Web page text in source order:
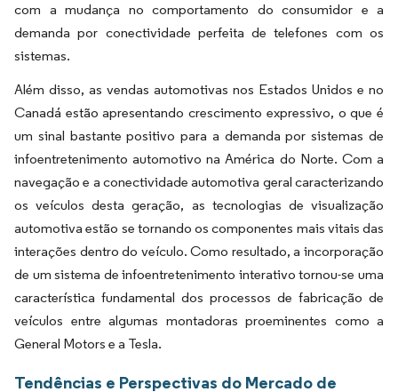
com a mudança no comportamento do consumidor e a
demanda por conectividade perfeita de telefones com os
sistemas.
Além disso, as vendas automotivas nos Estados Unidos e no
Canadá estão apresentando crescimento expressivo, o que é
um sinal bastante positivo para a demanda por sistemas de
infoentretenimento automotivo na América do Norte. Com a
navegação e a conectividade automotiva geral caracterizando
os veículos desta geração, as tecnologias de visualização
automotiva estão se tornando os componentes mais vitais das
interações dentro do veículo. Como resultado, a incorporação
de um sistema de infoentretenimento interativo tornou-se uma
característica fundamental dos processos de fabricação de
veículos entre algumas montadoras proeminentes como a
General Motors e a Tesla.
Tendências e Perspectivas do Mercado de